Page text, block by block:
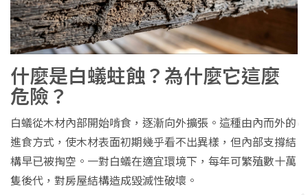
什麼是白蟻蛀蝕？為什麼它這麼
危險？
白蟻從木材內部開始啃食，逐漸向外擴張。這種由內而外的
進食方式，使木材表面初期幾乎看不出異樣，但內部支撐結
構早已被掏空。一對白蟻在適宜環境下，每年可繁殖數十萬
隻後代，對房屋結構造成毀滅性破壞。